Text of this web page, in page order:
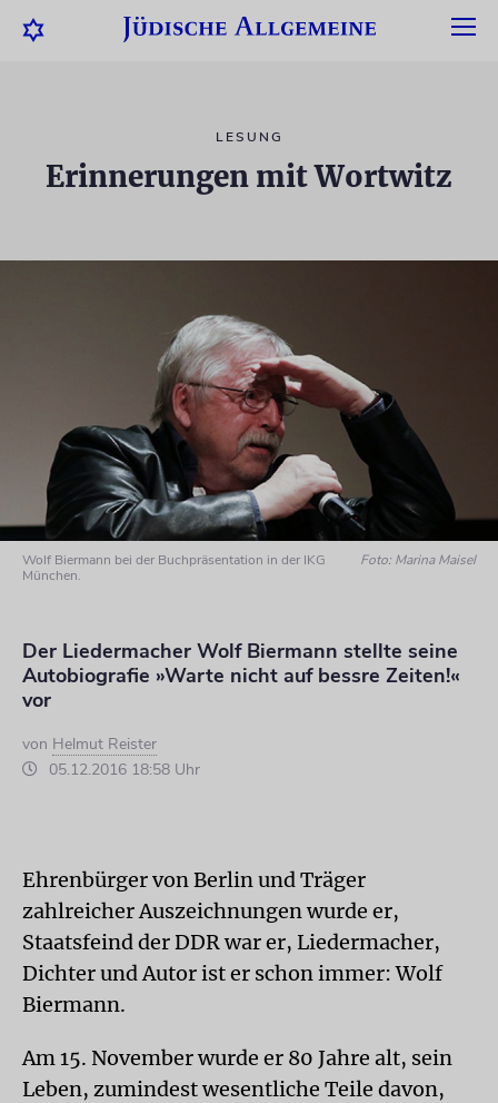
LESUNG
Erinnerungen mit Wortwitz
Wolf Biermann bei der Buchpräsentation in der IKG
München.
Foto: Marina Maisel
Der Liedermacher Wolf Biermann stellte seine
Autobiografie »Warte nicht auf bessre Zeiten!«
vor
von Helmut Reister
05.12.2016 18:58 Uhr
Ehrenbürger von Berlin und Träger
zahlreicher Auszeichnungen wurde er,
Staatsfeind der DDR war er, Liedermacher,
Dichter und Autor ist er schon immer: Wolf
Biermann.
Am 15. November wurde er 80 Jahre alt, sein
Leben, zumindest wesentliche Teile davon,